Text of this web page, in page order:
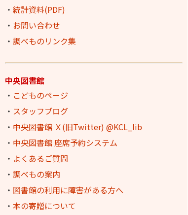
・ 統計資料(PDF)
・ お問い合わせ
・ 調べものリンク集
中央図書館
・ こどものページ
・ スタッフブログ
・ 中央図書館 Ｘ(旧Twitter) @KCL_lib
・ 中央図書館 座席予約システム
・ よくあるご質問
・ 調べもの案内
・ 図書館の利用に障害がある方へ
・ 本の寄贈について